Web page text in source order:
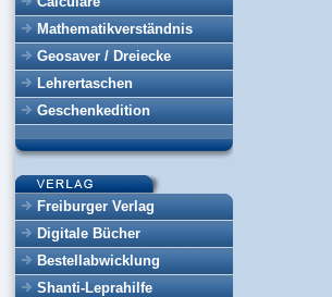
Mathematikverständnis
Geosaver / Dreiecke
Lehrertaschen
Geschenkedition
Freiburger Verlag
Digitale Bücher
Bestellabwicklung
Shanti-Leprahilfe